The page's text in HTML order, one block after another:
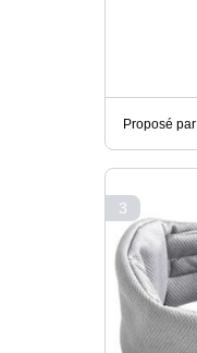
Proposé par
3